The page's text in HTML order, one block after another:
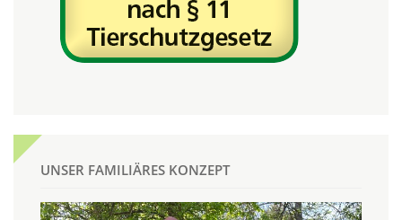
UNSER FAMILIÄRES KONZEPT